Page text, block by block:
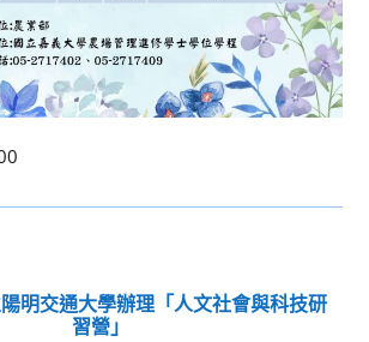
明交通大學辦理「人文社會與科技研
習營」